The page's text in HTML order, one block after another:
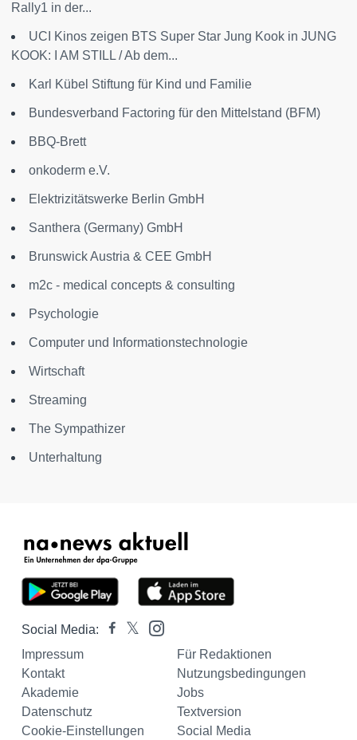
Rally1 in der...
UCI Kinos zeigen BTS Super Star Jung Kook in JUNG
KOOK: I AM STILL / Ab dem...
Karl Kübel Stiftung für Kind und Familie
Bundesverband Factoring für den Mittelstand (BFM)
BBQ-Brett
onkoderm e.V.
Elektrizitätswerke Berlin GmbH
Santhera (Germany) GmbH
Brunswick Austria & CEE GmbH
m2c - medical concepts & consulting
Psychologie
Computer und Informationstechnologie
Wirtschaft
Streaming
The Sympathizer
Unterhaltung
Social Media:
Impressum
Für Redaktionen
Kontakt
Nutzungsbedingungen
Akademie
Jobs
Datenschutz
Textversion
Cookie-Einstellungen
Social Media